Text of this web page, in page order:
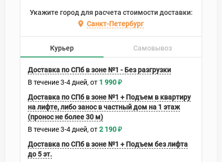
Укажите город для расчета стоимости доставки:
Санкт-Петербург
Курьер Самовывоз
Доставка по СПб в зоне №1 - Без разгрузки
В течение3-4 дней 1 990₽
Доставка по СПб в зоне №1 + Подъем в квартиру
на лифте, либо занос в частный дом на 1 этаж
(пронос не более 30 м)
В течение3-4 дней 2 190₽
Доставка по СПб в зоне №1 + Подъем без лифта
до 5 эт.